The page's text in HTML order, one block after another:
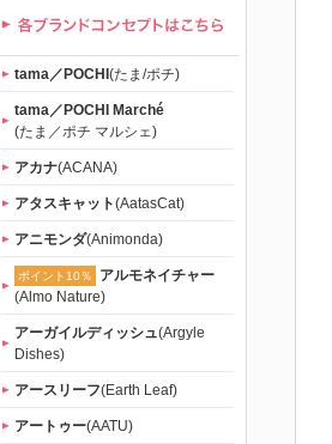
ド専門店
「たまのお
ねだり
（tama）」
｜初回送料
無料
tama／POCHI (たま/ポチ)
tama／POCHI Marché
(たま／ポチ マルシェ)
アカナ(ACANA)
アタスキャット(AatasCat)
アニモンダ(Animonda)
ポイント10％
アルモネイチャー
(Almo Nature)
アーガイルディッシュ(Argyle
Dishes)
アースリーフ(Earth Leaf)
アートゥー(AATU)